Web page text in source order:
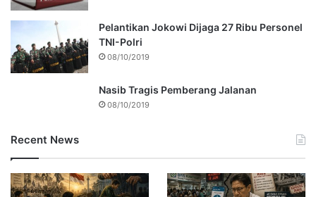
Pelantikan Jokowi Dijaga 27 Ribu Personel
TNI-Polri
08/10/2019
Nasib Tragis Pemberang Jalanan
08/10/2019
Recent News